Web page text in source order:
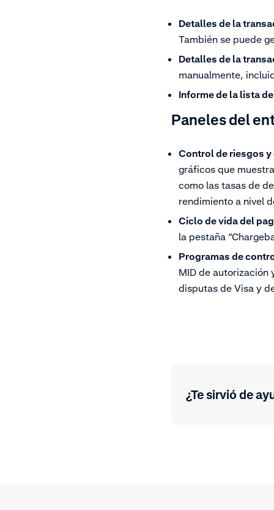
Detalles de la
También se puede
Detalles de la
manualmente,
Informe de la lista
Paneles del
Control de riesgos
gráficos que
como las tasas de
rendimiento a nivel
Ciclo de vida del
la pestaña
Programas de
MID de autorización
disputas de Visa y
¿Te sirvió de